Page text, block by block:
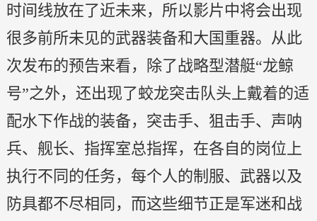
时间线放在了近未来，所以影片中将会出现
很多前所未见的武器装备和大国重器。从此
次发布的预告来看，除了战略型潜艇“龙鲸
号”之外，还出现了蛟龙突击队头上戴着的适
配水下作战的装备，突击手、狙击手、声呐
兵、舰长、指挥室总指挥，在各自的岗位上
执行不同的任务，每个人的制服、武器以及
防具都不尽相同，而这些细节正是军迷和战